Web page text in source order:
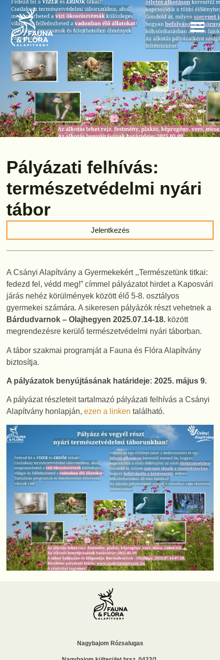
Pályázati felhívás:
természetvédelmi nyári
tábor
Jelentkezés
A Csányi Alapítvány a Gyermekekért ,,Természetünk titkai:
fedezd fel, védd meg!” címmel pályázatot hirdet a Kaposvári
járás nehéz körülmények között élő 5-8. osztályos
gyermekei számára. A sikeresen pályázók részt vehetnek a
Bárdudvarnok – Olajhegyen 2025.07.14-18. között
megrendezésre kerülő természetvédelmi nyári táborban.
A tábor szakmai programját a Fauna és Flóra Alapítvány
biztosítja.
A pályázatok benyújtásának határideje: 2025. május 9.
A pályázat részleteit tartalmazó pályázati felhívás a Csányi
Alapítvány honlapján,ezen a linken található.
Nagybajom Rózsalugas